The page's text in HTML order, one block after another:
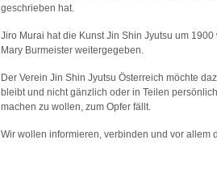
geschrieben hat.
Jiro Murai hat die Kunst Jin Shin Jyutsu um
Mary Burmeister weitergegeben.
Der Verein Jin Shin Jyutsu Österreich möchte
bleibt und nicht gänzlich oder in Teilen
machen zu wollen, zum Opfer fällt.
Wir wollen informieren, verbinden und vor allem